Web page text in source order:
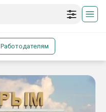
Работодателям